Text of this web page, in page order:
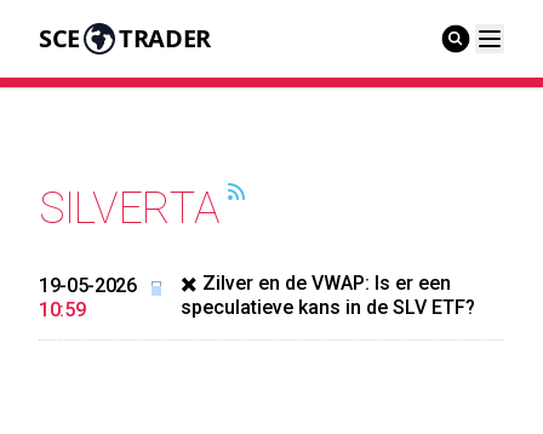
SCE TRADER
SILVERTA
19-05-2026
10:59
✖️ Zilver en de VWAP: Is er een
speculatieve kans in de SLV ETF?